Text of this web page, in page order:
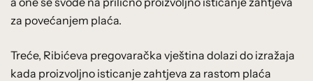
za povećanjem plaća.
Treće, Ribićeva pregovaračka vještina dolazi do izražaja
kada proizvoljno isticanje zahtjeva za rastom plaća